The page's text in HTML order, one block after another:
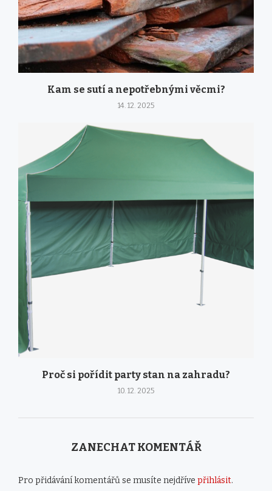
Kam se sutí a nepotřebnými věcmi?
14. 12. 2025
Proč si pořídit party stan na zahradu?
10. 12. 2025
ZANECHAT KOMENTÁŘ
Pro přidávání komentářů se musíte nejdříve přihlásit.